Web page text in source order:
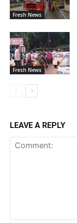
Fresh News
Fresh News
LEAVE A REPLY